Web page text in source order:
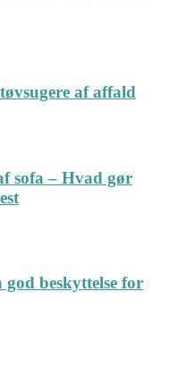
af affald
sofa – Hvad gør
beskyttelse for